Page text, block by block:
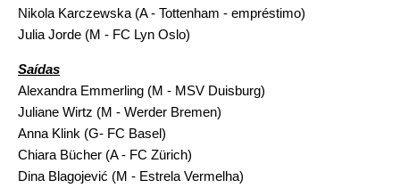
Nikola Karczewska (A - Tottenham - empréstimo)
Julia Jorde (M - FC Lyn Oslo)
Saídas
Alexandra Emmerling (M - MSV Duisburg)
Juliane Wirtz (M - Werder Bremen)
Anna Klink (G- FC Basel)
Chiara Bücher (A - FC Zürich)
Dina Blagojević (M - Estrela Vermelha)